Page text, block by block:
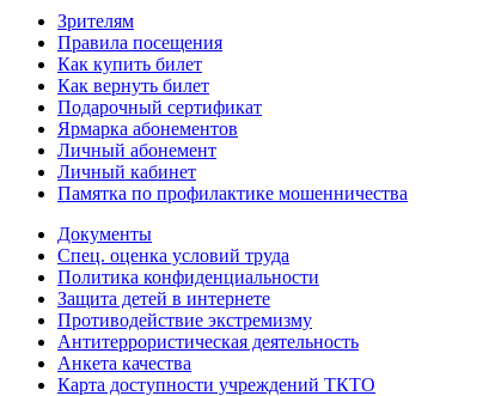
Зрителям
Правила посещения
Как купить билет
Как вернуть билет
Подарочный сертификат
Ярмарка абонементов
Личный абонемент
Личный кабинет
Памятка по профилактике мошенничества
Документы
Спец. оценка условий труда
Политика конфиденциальности
Защита детей в интернете
Противодействие экстремизму
Антитеррористическая деятельность
Анкета качества
Карта доступности учреждений ТКТО